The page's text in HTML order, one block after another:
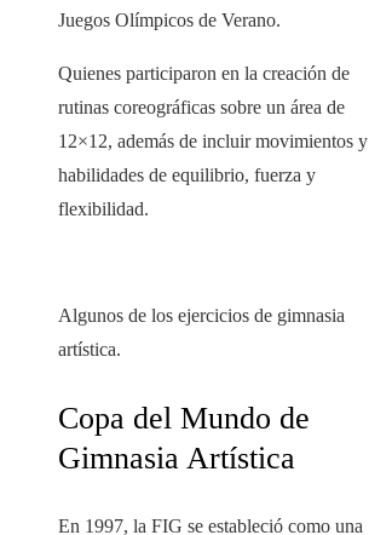
Juegos Olímpicos de Verano.
Quienes participaron en la creación de
rutinas coreográficas sobre un área de
12×12, además de incluir movimientos y
habilidades de equilibrio, fuerza y ​​
flexibilidad.
Algunos de los ejercicios de gimnasia
artística.
Copa del Mundo de
Gimnasia Artística
En 1997, la FIG se estableció como una